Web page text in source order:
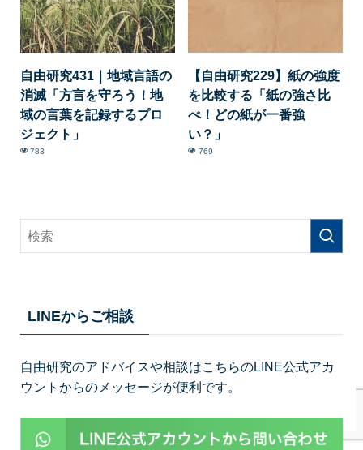
自由研究431｜地域言語の
消滅「方言を守ろう！地
域の言葉を記録するプロ
ジェクト」
783
【自由研究229】紙の強度
を比較する「紙の強さ比
べ！どの紙が一番強
い？」
769
LINEからご相談
自由研究のアドバイスや相談はこちらのLINE公式アカ
ウントからのメッセージが便利です。